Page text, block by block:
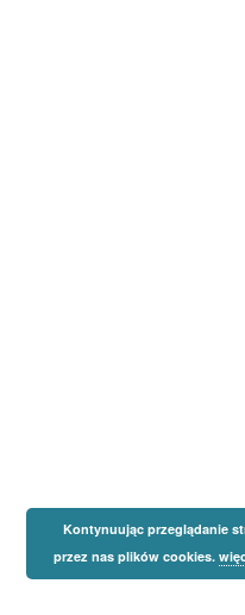
Kontynuując przeglądanie
przez nas plików cookies.